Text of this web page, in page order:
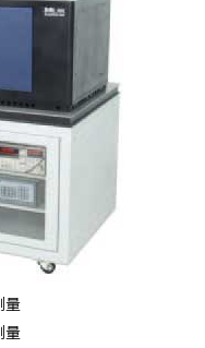
量
量